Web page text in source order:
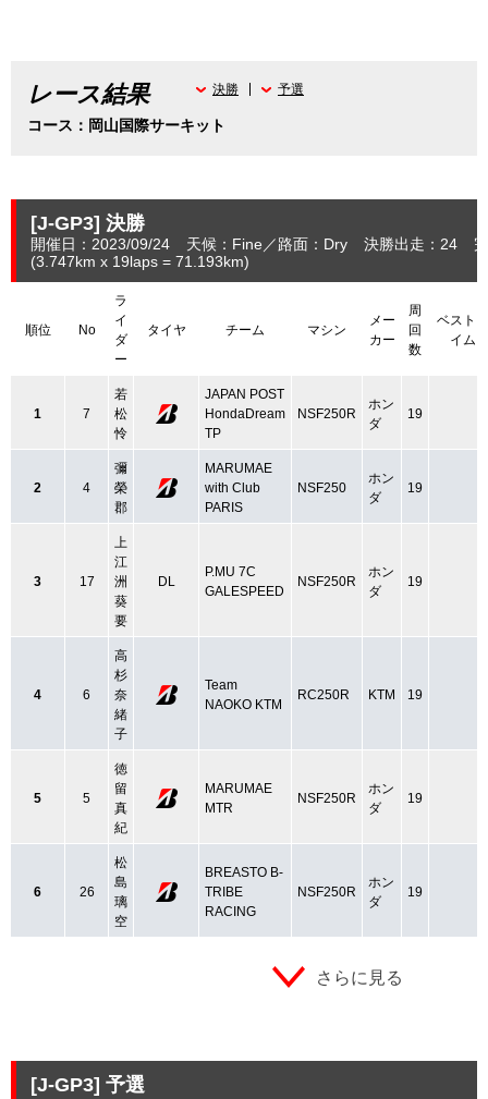
レース結果
コース：岡山国際サーキット
決勝 予選
[J-GP3] 決勝
開催日：2023/09/24 天候：Fine 路面：Dry 決勝出走：24
(3.747km x 19laps = 71.193km)
順位 No
ラ
イ
ダ
ー
タイヤ チーム マシン
メー
カー
周
回
数
ベストタ
イム
1 7
若
松
怜
JAPAN POST
HondaDream
TP
NSF250R
ホン
ダ
19
2 4
彌
榮
郡
MARUMAE
with Club
PARIS
NSF250
ホン
ダ
19
3 17
上
江
洲
葵
要
DL
P.MU 7C
GALESPEED
NSF250R
ホン
ダ
19
4 6
高
杉
奈
緒
子
Team
NAOKO KTM
RC250R KTM 19
5 5
徳
留
真
紀
MARUMAE
MTR
NSF250R
ホン
ダ
19
6 26
松
島
璃
空
BREASTO B-
TRIBE
RACING
NSF250R
ホン
ダ
19
さらに見る
[J-GP3] 予選